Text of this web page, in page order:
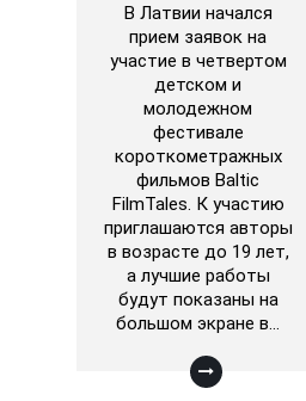
В Латвии начался
прием заявок на
участие в четвертом
детском и
молодежном
фестивале
короткометражных
фильмов Baltic
FilmTales. К участию
приглашаются авторы
в возрасте до 19 лет,
а лучшие работы
будут показаны на
большом экране в…